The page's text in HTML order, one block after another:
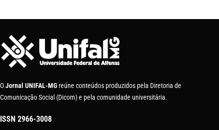
OJornal UNIFAL-MG reúne conteúdos produzidos pela Diretoria de
Comunicação Social (Dicom) e pela comunidade universitária.
ISSN 2966-3008